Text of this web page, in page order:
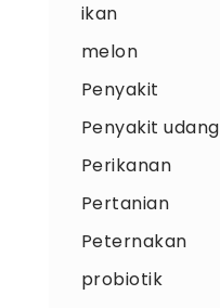
ikan
melon
Penyakit
Penyakit udang
Perikanan
Pertanian
Peternakan
probiotik